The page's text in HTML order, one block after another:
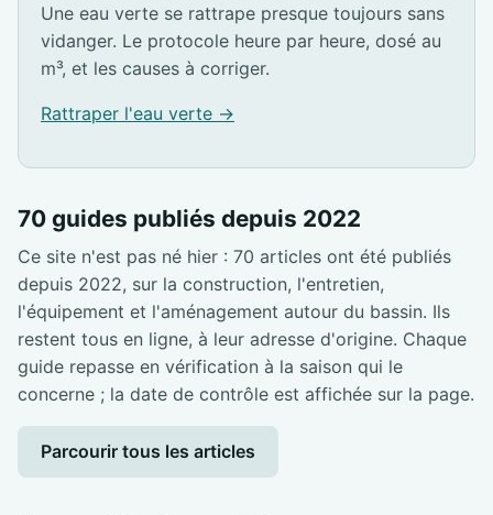
Une eau verte se rattrape presque toujours sans
vidanger. Le protocole heure par heure, dosé au
m³, et les causes à corriger.
Rattraper l'eau verte →
70 guides publiés depuis 2022
Ce site n'est pas né hier : 70 articles ont été publiés
depuis 2022, sur la construction, l'entretien,
l'équipement et l'aménagement autour du bassin. Ils
restent tous en ligne, à leur adresse d'origine. Chaque
guide repasse en vérification à la saison qui le
concerne ; la date de contrôle est affichée sur la page.
Parcourir tous les articles